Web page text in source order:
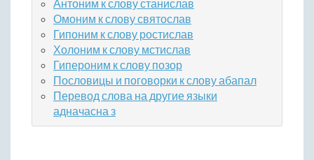
Антоним к слову станислав
Омоним к слову святослав
Гипоним к слову ростислав
Холоним к слову мстислав
Гипероним к слову позор
Пословицы и поговорки к слову абапал
Перевод слова на другие языки
адначасна з